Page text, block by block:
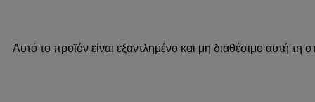
Αυτό το προϊόν είναι εξαντλημένο και μη διαθέσιμο αυτή τη